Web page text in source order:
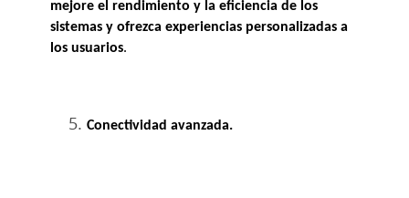
mejore el rendimiento y la eficiencia de los
sistemas y ofrezca experiencias personalizadas a
los usuarios.
Conectividad avanzada.